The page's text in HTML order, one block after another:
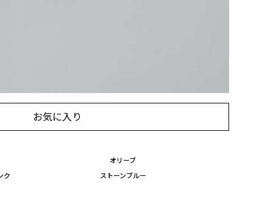
お気に入り
オリーブ
ク
ストーンブルー